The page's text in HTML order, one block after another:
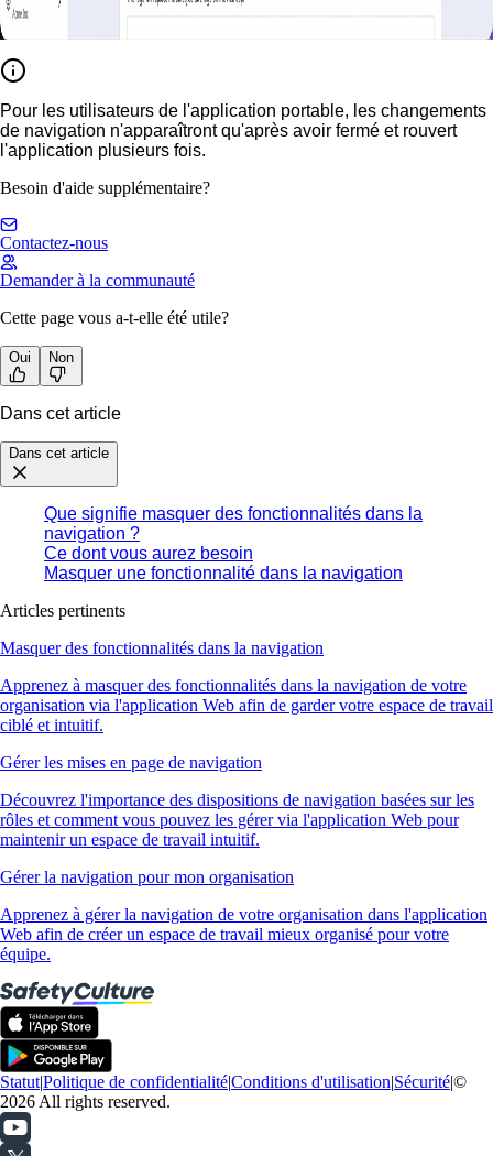
Pour les utilisateurs de l'application portable, les changements
de navigation n'apparaîtront qu'après avoir fermé et rouvert
l'application plusieurs fois.
Besoin d'aide supplémentaire?
Contactez-nous
Demander à la communauté
Cette page vous a-t-elle été utile?
Oui Non
Dans cet article
Dans cet article
Que signifie masquer des fonctionnalités dans la
navigation ?
Ce dont vous aurez besoin
Masquer une fonctionnalité dans la navigation
Articles pertinents
Masquer des fonctionnalités dans la navigation
Apprenez à masquer des fonctionnalités dans la navigation de votre
organisation via l'application Web afin de garder votre espace de travail
ciblé et intuitif.
Gérer les mises en page de navigation
Découvrez l'importance des dispositions de navigation basées sur les
rôles et comment vous pouvez les gérer via l'application Web pour
maintenir un espace de travail intuitif.
Gérer la navigation pour mon organisation
Apprenez à gérer la navigation de votre organisation dans l'application
Web afin de créer un espace de travail mieux organisé pour votre
équipe.
Statut|Politique de confidentialité|Conditions d'utilisation|Sécurité|©
2026 All rights reserved.